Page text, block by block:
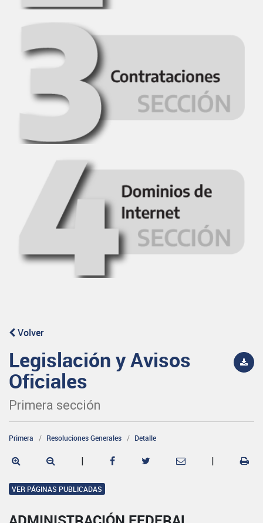
Volver
Legislación y Avisos
Oficiales
Primera sección
Primera Resoluciones Generales Detalle
| |
VER PÁGINAS PUBLICADAS